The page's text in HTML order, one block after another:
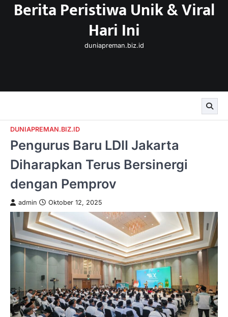
SkipBerita Peristiwa Unik & Viral
Hari Ini
duniapreman.biz.id
DUNIAPREMAN.BIZ.ID
Pengurus Baru LDII Jakarta
Diharapkan Terus Bersinergi
dengan Pemprov
admin Oktober 12, 2025